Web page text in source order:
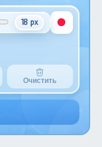
18 px
Очистить